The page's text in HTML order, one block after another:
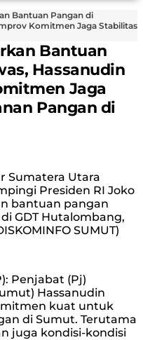
Bantuan Pangan di
Komitmen Jaga Stabilitas
Bantuan
Hassanudin
Jaga
Pangan di
Sumatera Utara
Presiden RI Joko
bantuan pangan
GDT Hutalombang,
SUMUT)
Penjabat (Pj)
Hassanudin
kuat untuk
di Sumut. Terutama
juga kondisi-kondisi